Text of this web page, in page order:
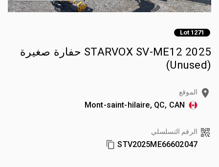
Lot 1271
2025 STARVOX SV-ME12 حفارة صغيرة
(Unused)
الموقع
Mont-saint-hilaire, QC, CAN
الرقم التسلسلي
STV2025ME66602047